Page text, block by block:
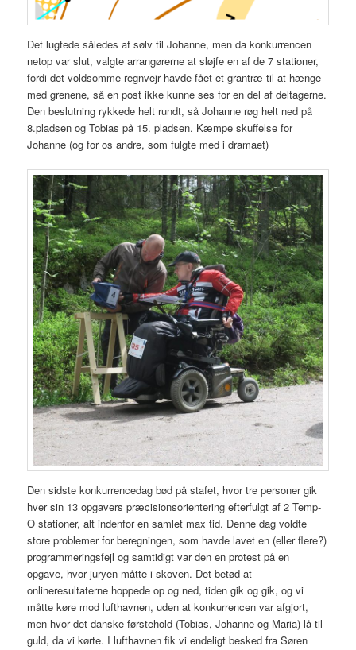
Det lugtede således af sølv til Johanne, men da konkurrencen
netop var slut, valgte arrangørerne at sløjfe en af de 7 stationer,
fordi det voldsomme regnvejr havde fået et grantræ til at hænge
med grenene, så en post ikke kunne ses for en del af deltagerne.
Den beslutning rykkede helt rundt, så Johanne røg helt ned på
8.pladsen og Tobias på 15. pladsen. Kæmpe skuffelse for
Johanne (og for os andre, som fulgte med i dramaet)
Den sidste konkurrencedag bød på stafet, hvor tre personer gik
hver sin 13 opgavers præcisionsorientering efterfulgt af 2 Temp-
O stationer, alt indenfor en samlet max tid. Denne dag voldte
store problemer for beregningen, som havde lavet en (eller flere?)
programmeringsfejl og samtidigt var den en protest på en
opgave, hvor juryen måtte i skoven. Det betød at
onlineresultaterne hoppede op og ned, tiden gik og gik, og vi
måtte køre mod lufthavnen, uden at konkurrencen var afgjort,
men hvor det danske førstehold (Tobias, Johanne og Maria) lå til
guld, da vi kørte. I lufthavnen fik vi endeligt besked fra Søren